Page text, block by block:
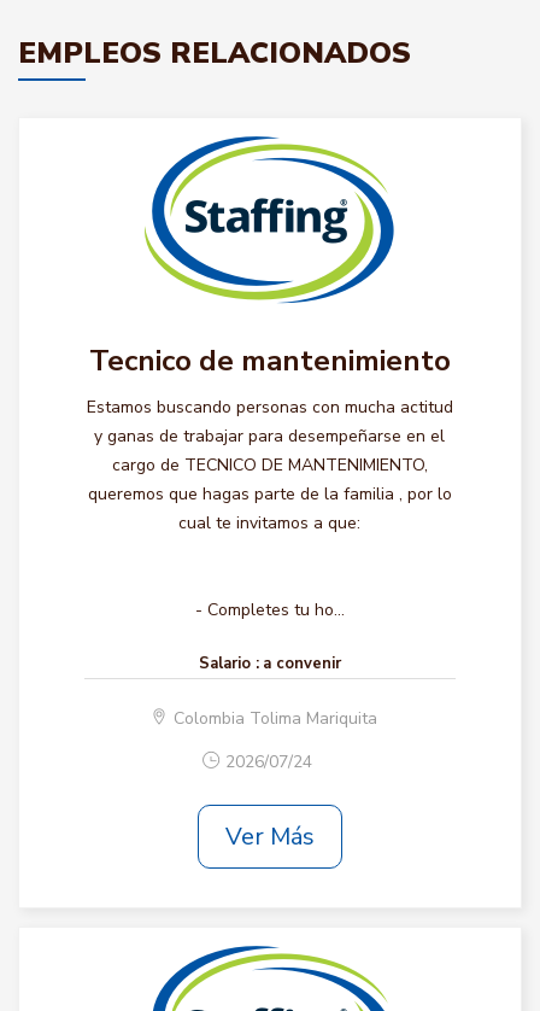
EMPLEOS RELACIONADOS
Tecnico de mantenimiento
Estamos buscando personas con mucha actitud
y ganas de trabajar para desempeñarse en el
cargo de TECNICO DE MANTENIMIENTO,
queremos que hagas parte de la familia , por lo
cual te invitamos a que:
- Completes tu ho...
Salario : a convenir
Colombia Tolima Mariquita
2026/07/24
Ver Más